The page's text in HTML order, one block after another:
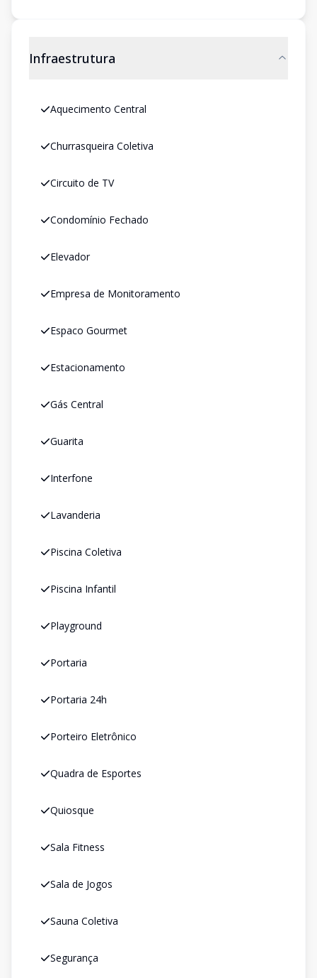
Infraestrutura
Aquecimento Central
Churrasqueira Coletiva
Circuito de TV
Condomínio Fechado
Elevador
Empresa de Monitoramento
Espaco Gourmet
Estacionamento
Gás Central
Guarita
Interfone
Lavanderia
Piscina Coletiva
Piscina Infantil
Playground
Portaria
Portaria 24h
Porteiro Eletrônico
Quadra de Esportes
Quiosque
Sala Fitness
Sala de Jogos
Sauna Coletiva
Segurança